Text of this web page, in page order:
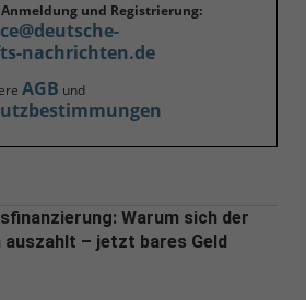
und Registrierung:
nachrichten.de
AGB und
Warum sich der
– jetzt bares Geld